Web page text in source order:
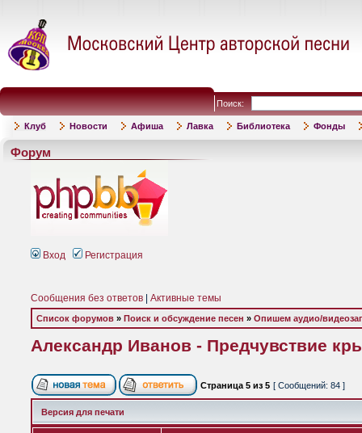
Поиск:
Клуб Новости Афиша Лавка Библиотека Фонды
Форум
Вход Регистрация
Сообщения без ответов Активные темы
Список форумов » Поиск и обсуждение песен » Опишем аудио/
Александр Иванов - Предчувствие
Страница 5 из 5 [ Сообщений: 84 ]
Версия для печати